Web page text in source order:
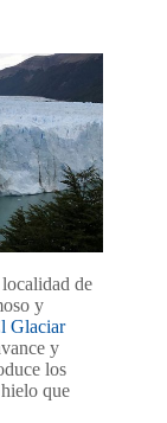
de
y
Glaciar
y
los
que